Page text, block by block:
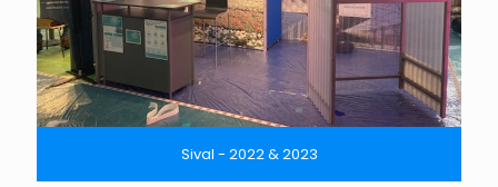
Sival - 2022 & 2023